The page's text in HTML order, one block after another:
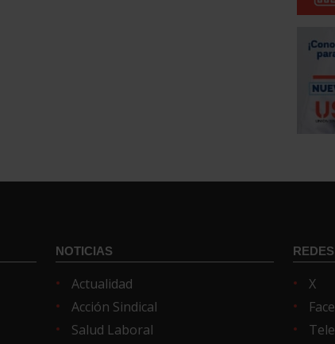
NOTICIAS
Actualidad
Acción Sindical
Salud Laboral
X